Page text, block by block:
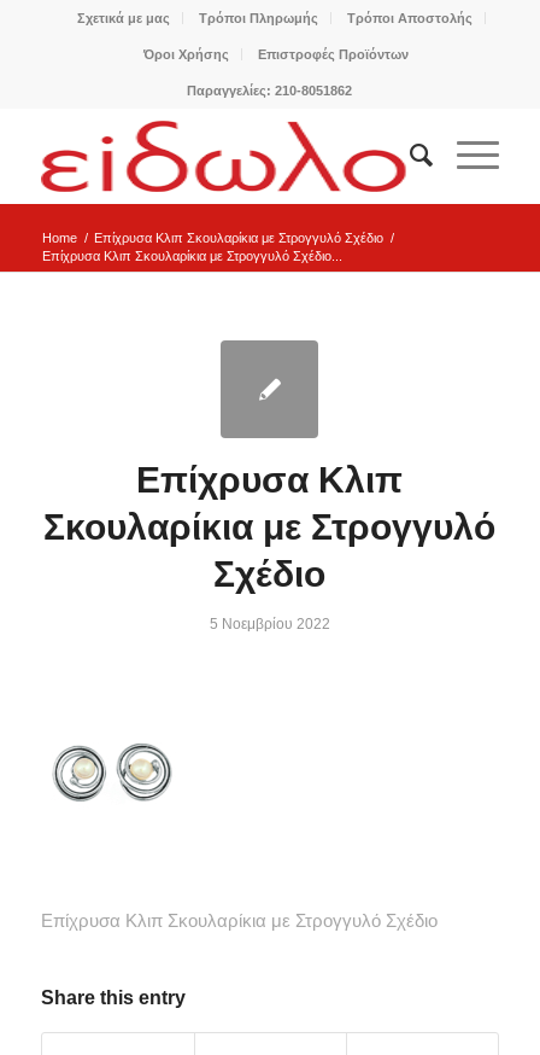
Σχετικά με μας Τρόποι Πληρωμής Τρόποι Αποστολής
Όροι Χρήσης Επιστροφές Προϊόντων
Παραγγελίες: 210-8051862
Home / Επίχρυσα Κλιπ Σκουλαρίκια με Στρογγυλό Σχέδιο /
Επίχρυσα Κλιπ Σκουλαρίκια με Στρογγυλό Σχέδιο...
Επίχρυσα Κλιπ
Σκουλαρίκια με Στρογγυλό
Σχέδιο
5 Νοεμβρίου 2022
Επίχρυσα Κλιπ Σκουλαρίκια με Στρογγυλό Σχέδιο
Share this entry